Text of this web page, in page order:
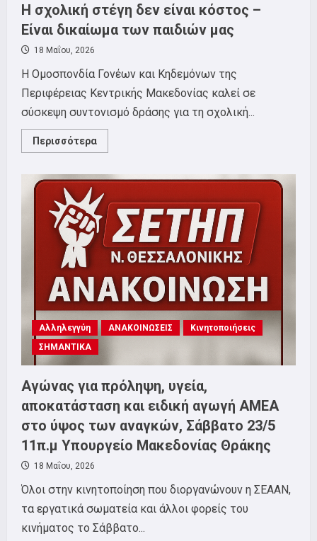
Η σχολική στέγη δεν είναι κόστος –
Είναι δικαίωμα των παιδιών μας
18 Μαΐου, 2026
Η Ομοσπονδία Γονέων και Κηδεμόνων της
Περιφέρειας Κεντρικής Μακεδονίας καλεί σε
σύσκεψη συντονισμό δράσης για τη σχολική...
Περισσότερα
more
σχολική
δεν
είναι
κόστος
–
Είναι
δικαίωμα
των
μας
Αλληλεγγύη ΑΝΑΚΟΙΝΩΣΕΙΣ
Κινητοποιήσεις
ΣΗΜΑΝΤΙΚΑ
Αγώνας για πρόληψη, υγεία,
αποκατάσταση και ειδική αγωγή ΑΜΕΑ
στο ύψος των αναγκών, Σάββατο 23/5
11π.μ Υπουργείο Μακεδονίας Θράκης
18 Μαΐου, 2026
Όλοι στην κινητοποίηση που διοργανώνουν η ΣΕΑΑΝ,
τα εργατικά σωματεία και άλλοι φορείς του
κινήματος το Σάββατο...